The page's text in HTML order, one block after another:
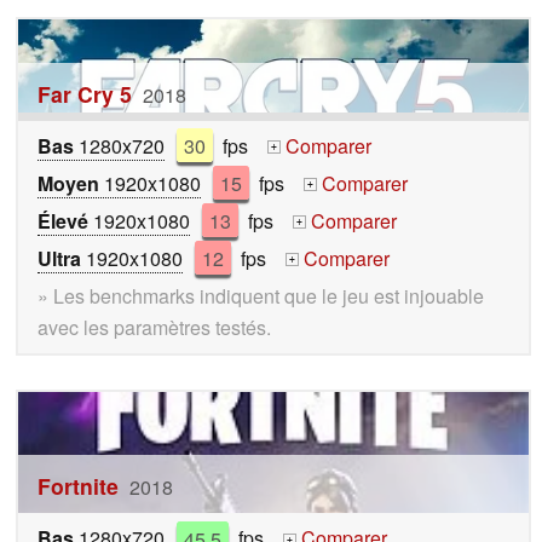
Far Cry 5 2018
Bas 1280x720 30 fps +
Comparer
Moyen 1920x1080 15 fps +
Comparer
Élevé 1920x1080 13 fps +
Comparer
Ultra 1920x1080 12 fps +
Comparer
» Les benchmarks indiquent que le jeu est injouable
avec les paramètres testés.
Fortnite 2018